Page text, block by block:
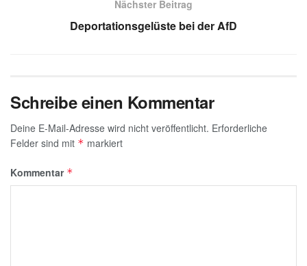
k
Nächster Beitrag
Deportationsgelüste bei der AfD
Schreibe einen Kommentar
Deine E-Mail-Adresse wird nicht veröffentlicht. Erforderliche
Felder sind mit * markiert
Kommentar *